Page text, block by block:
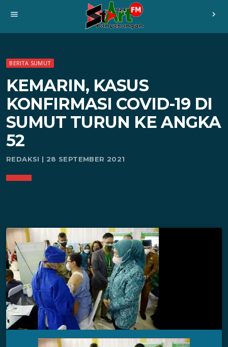
menu chevron_right
BERITA SUMUT
KEMARIN, KASUS
KONFIRMASI COVID-19 DI
SUMUT TURUN KE ANGKA
52
REDAKSI | 28 SEPTEMBER 2021